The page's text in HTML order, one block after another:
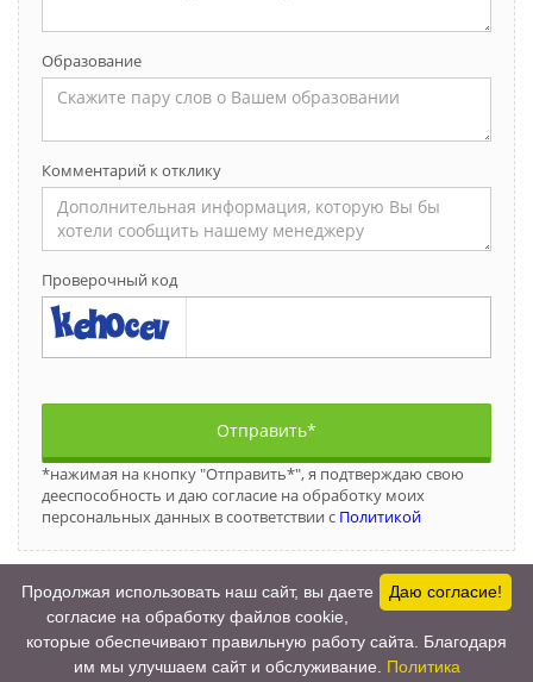
Образование
Комментарий к отклику
Проверочный код
Отправить*
*нажимая на кнопку "Отправить*", я подтверждаю свою
дееспособность и даю согласие на обработку моих
персональных данных в соответствии с Политикой
2017-2026 © Все права защищены.
Даю согласие!
Продолжая использовать наш сайт, вы даете
согласие на обработку файлов cookie,
которые обеспечивают правильную работу сайта. Благодаря
им мы улучшаем сайт и обслуживание. Политика